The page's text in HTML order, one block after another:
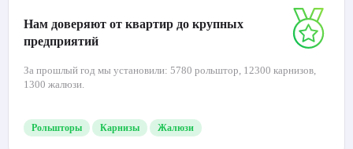
Нам доверяют от квартир до крупных
предприятий
За прошлый год мы установили: 5780 рольштор, 12300 карнизов,
1300 жалюзи.
Рольшторы Карнизы Жалюзи